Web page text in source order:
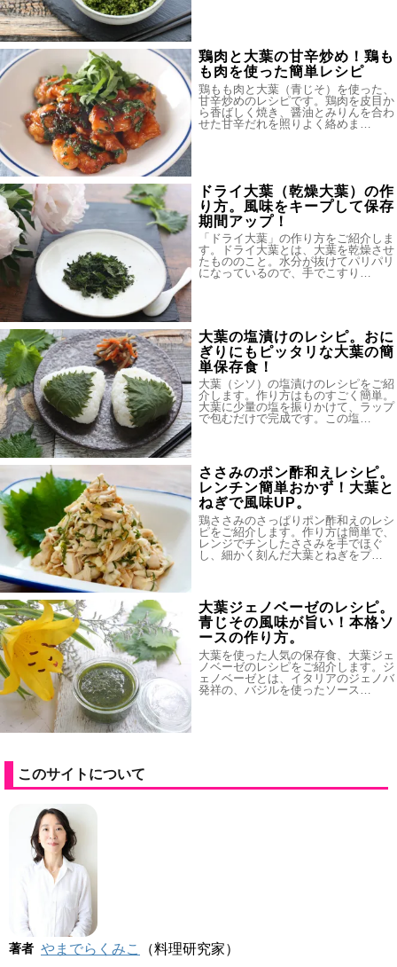
鶏肉と大葉の甘辛炒め！鶏も
も肉を使った簡単レシピ
鶏もも肉と大葉（青じそ）を使った、
甘辛炒めのレシピです。鶏肉を皮目か
ら香ばしく焼き、醤油とみりんを合わ
せた甘辛だれを照りよく絡めま…
ドライ大葉（乾燥大葉）の作
り方。風味をキープして保存
期間アップ！
「ドライ大葉」の作り方をご紹介しま
す。ドライ大葉とは、大葉を乾燥させ
たもののこと。水分が抜けてパリパリ
になっているので、手でこすり…
大葉の塩漬けのレシピ。おに
ぎりにもピッタリな大葉の簡
単保存食！
大葉（シソ）の塩漬けのレシピをご紹
介します。作り方はものすごく簡単。
大葉に少量の塩を振りかけて、ラップ
で包むだけで完成です。この塩…
ささみのポン酢和えレシピ。
レンチン簡単おかず！大葉と
ねぎで風味UP。
鶏ささみのさっぱりポン酢和えのレシ
ピをご紹介します。作り方は簡単で、
レンジでチンしたささみを手でほぐ
し、細かく刻んだ大葉とねぎをプ…
大葉ジェノベーゼのレシピ。
青じその風味が旨い！本格ソ
ースの作り方。
大葉を使った人気の保存食、大葉ジェ
ノベーゼのレシピをご紹介します。ジ
ェノベーゼとは、イタリアのジェノバ
発祥の、バジルを使ったソース…
このサイトについて
著者 やまでらくみこ （料理研究家）